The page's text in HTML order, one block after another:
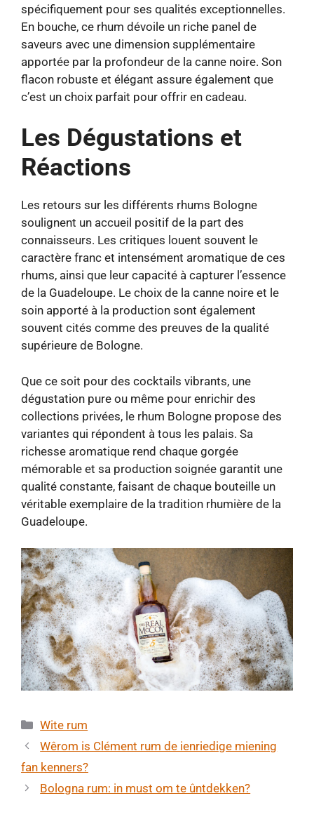
spécifiquement pour ses qualités exceptionnelles.
En bouche, ce rhum dévoile un riche panel de
saveurs avec une dimension supplémentaire
apportée par la profondeur de la canne noire. Son
flacon robuste et élégant assure également que
c’est un choix parfait pour offrir en cadeau.
Les Dégustations et
Réactions
Les retours sur les différents rhums Bologne
soulignent un accueil positif de la part des
connaisseurs. Les critiques louent souvent le
caractère franc et intensément aromatique de ces
rhums, ainsi que leur capacité à capturer l’essence
de la Guadeloupe. Le choix de la canne noire et le
soin apporté à la production sont également
souvent cités comme des preuves de la qualité
supérieure de Bologne.
Que ce soit pour des cocktails vibrants, une
dégustation pure ou même pour enrichir des
collections privées, le rhum Bologne propose des
variantes qui répondent à tous les palais. Sa
richesse aromatique rend chaque gorgée
mémorable et sa production soignée garantit une
qualité constante, faisant de chaque bouteille un
véritable exemplaire de la tradition rhumière de la
Guadeloupe.
Categories
Wite rum
Wêrom is Clément rum de ienriedige miening
fan kenners?
Bologna rum: in must om te ûntdekken?